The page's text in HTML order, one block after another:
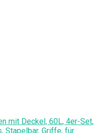
mit Deckel, 60L, 4er-Set,
Stapelbar, Griffe, für